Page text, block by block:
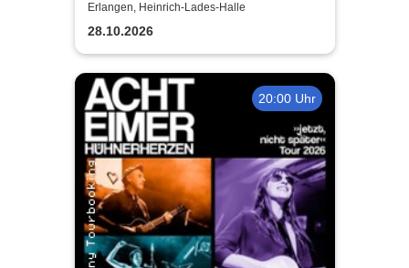
Filmmusik mit den
Nürnberger Symphonikern
Erlangen, Heinrich-Lades-Halle
28.10.2026
20:00 Uhr